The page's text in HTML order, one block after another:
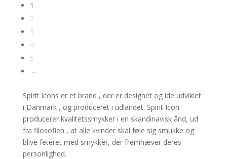
varesiden
1
2
3
4
5
→
Spirit Icons er et brand , der er designet og ide udviklet
i Danmark , og produceret i udlandet. Spirit Icon
producerer kvalitetssmykker i en skandinavisk ånd, ud
fra filosofien , at alle kvinder skal føle sig smukke og
blive feteret med smykker, der fremhæver deres
personlighed.